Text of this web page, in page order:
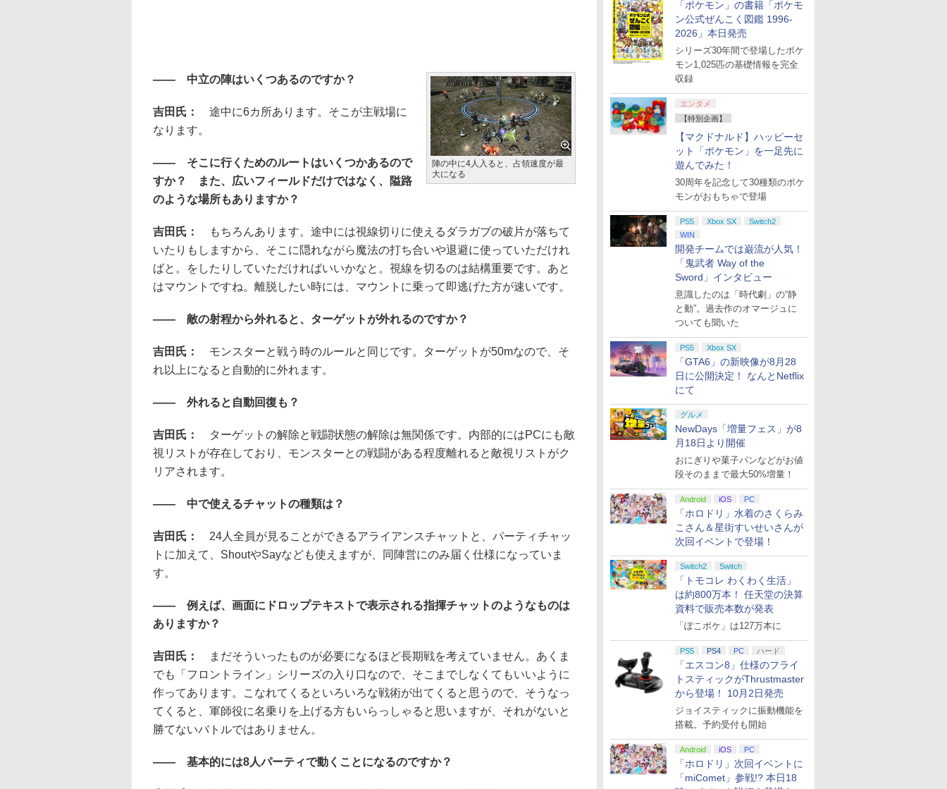
「ポケモン」の書籍「ポケモ
ン公式ぜんこく図鑑 1996-
2026」本日発売
シリーズ30年間で登場したポケ
モン1,025匹の基礎情報を完全
収録
エンタメ
【特別企画】
【マクドナルド】ハッピーセ
ット「ポケモン」を一足先に
遊んでみた！
30周年を記念して30種類のポケ
モンがおもちゃで登場
PS5 Xbox SX
Switch2
WIN
開発チームでは巌流が人気！
「鬼武者 Way of the
Sword」インタビュー
意識したのは「時代劇」の“静
と動”。過去作のオマージュに
ついても聞いた
PS5 Xbox SX
「GTA6」の新映像が8月28
日に公開決定！ なんとNetflix
にて
グルメ
NewDays「増量フェス」が8
月18日より開催
おにぎりや菓子パンなどがお値
段そのままで最大50%増量！
Android iOS PC
「ホロドリ」水着のさくらみ
こさん＆星街すいせいさんが
次回イベントで登場！
Switch2 Switch
「トモコレ わくわく生活」
は約800万本！ 任天堂の決算
資料で販売本数が発表
「ぽこポケ」は127万本に
PS5 PS4 PC ハード
「エスコン8」仕様のフライ
トスティックがThrustmaster
から登場！ 10月2日発売
ジョイスティックに振動機能を
搭載。予約受付も開始
Android iOS PC
「ホロドリ」次回イベントに
「miComet」参戦!? 本日18
陣の中に4人入ると、占領速度が最
大になる
―― 中立の陣はいくつあるのですか？
吉田氏： 途中に6カ所あります。そこが主戦場に
なります。
―― そこに行くためのルートはいくつかあるので
すか？ また、広いフィールドだけではなく、隘路
のような場所もありますか？
吉田氏：
もちろんあります。途中には視線切りに使えるダラガブの破片が落ちて
いたりもしますから、そこに隠れながら魔法の打ち合いや退避に使っていただけれ
ばと。をしたりしていただければいいかなと。視線を切るのは結構重要です。あと
はマウントですね。離脱したい時には、マウントに乗って即逃げた方が速いです。
―― 敵の射程から外れると、ターゲットが外れるのですか？
吉田氏： モンスターと戦う時のルールと同じです。ターゲットが50mなので、そ
れ以上になると自動的に外れます。
―― 外れると自動回復も？
吉田氏：
ターゲットの解除と戦闘状態の解除は無関係です。内部的にはPCにも敵
視リストが存在しており、モンスターとの戦闘がある程度離れると敵視リストがク
リアされます。
―― 中で使えるチャットの種類は？
吉田氏： 24人全員が見ることができるアライアンスチャットと、パーティチャッ
トに加えて、ShoutやSayなども使えますが、同陣営にのみ届く仕様になっていま
す。
―― 例えば、画面にドロップテキストで表示される指揮チャットのようなものは
ありますか？
吉田氏：
まだそういったものが必要になるほど長期戦を考えていません。あくま
でも「フロントライン」シリーズの入り口なので、そこまでしなくてもいいように
作ってあります。こなれてくるといろいろな戦術が出てくると思うので、そうなっ
てくると、軍師役に名乗りを上げる方もいらっしゃると思いますが、それがないと
勝てないバトルではありません。
―― 基本的には8人パーティで動くことになるのですか？